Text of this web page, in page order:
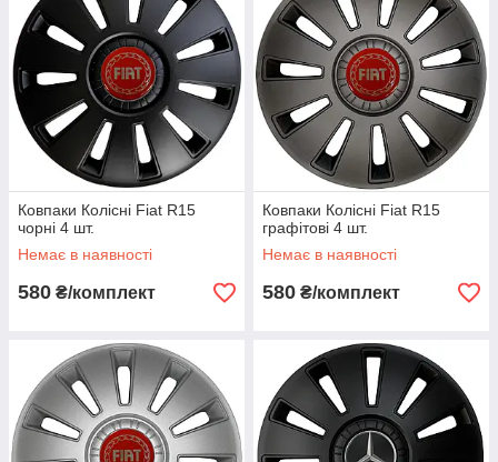
Ковпаки Колісні Fiat R15
чорні 4 шт.
Немає в наявності
580 ₴/комплект
Ковпаки Колісні Fiat R15
графітові 4 шт.
Немає в наявності
580 ₴/комплект